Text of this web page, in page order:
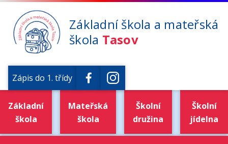
Základní škola a mateřská
škola Tasov
Zápis do 1. třídy
Základní
škola
Mateřská
škola
Školní
družina
Školní
jídelna